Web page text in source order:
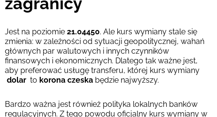
Jest na poziomie 21.04450. Ale kurs wymiany stale się
zmienia: w zależności od sytuacji geopolitycznej, wahań
głównych par walutowych i innych czynników
finansowych i ekonomicznych. Dlatego tak ważne jest,
aby preferować usługę transferu, której kurs wymiany
dolar to korona czeska będzie najwyższy.
Bardzo ważna jest również polityka lokalnych banków
regulacyjnych. Z tego powodu oficjalny kurs wymiany w